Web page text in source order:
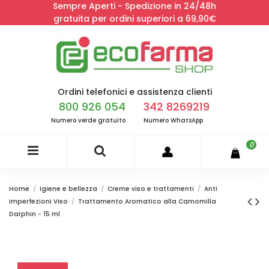
Sempre Aperti - Spedizione in 24/48h
gratuita per ordini superiori a 69,90€
Ordini telefonici e assistenza clienti
800 926 054
Numero verde gratuito
342 8269219
Numero WhatsApp
0
Home Igiene e bellezza Creme viso e trattamenti
Anti
Imperfezioni Viso
Trattamento Aromatico alla Camomilla
Darphin - 15 ml